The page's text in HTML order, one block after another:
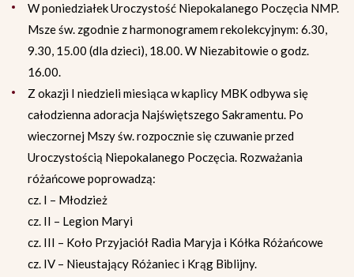
W poniedziałek Uroczystość Niepokalanego Poczęcia NMP.
Msze św. zgodnie z harmonogramem rekolekcyjnym: 6.30,
9.30, 15.00 (dla dzieci), 18.00. W Niezabitowie o godz.
16.00.
Z okazji I niedzieli miesiąca w kaplicy MBK odbywa się
całodzienna adoracja Najświętszego Sakramentu. Po
wieczornej Mszy św. rozpocznie się czuwanie przed
Uroczystością Niepokalanego Poczęcia. Rozważania
różańcowe poprowadzą:
cz. I – Młodzież
cz. II – Legion Maryi
cz. III – Koło Przyjaciół Radia Maryja i Kółka Różańcowe
cz. IV – Nieustający Różaniec i Krąg Biblijny.